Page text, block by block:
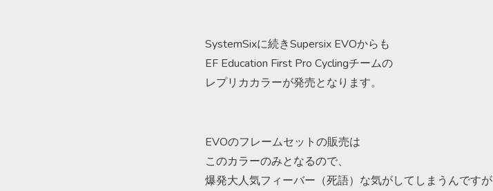
SystemSixに続きSupersix EVOからも
EF Education First Pro Cyclingチームの
レプリカカラーが発売となります。
EVOのフレームセットの販売は
このカラーのみとなるので、
爆発大人気フィーバー（死語）な気がしてしまうんですが